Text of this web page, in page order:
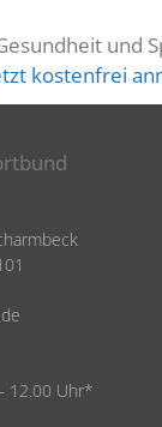
und
kostenfrei
– 12.00 Uhr*